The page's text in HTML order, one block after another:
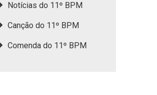
Notícias do 11º BPM
Canção do 11º BPM
Comenda do 11º BPM